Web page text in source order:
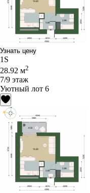
Узнать цену
1S
28.92 м2
7/9 этаж
Уютный лот 6